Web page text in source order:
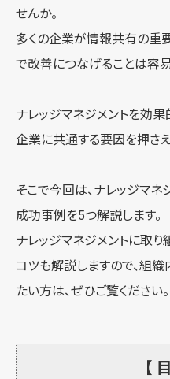
せんか。
多くの企業が情報共有の重
で改善につなげることは容
ナレッジマネジメントを効
企業に共通する要因を押さ
そこで今回は、ナレッジマ
成功事例を5つ解説します。
ナレッジマネジメントに取
コツも解説しますので、組
たい方は、ぜひご覧ください。
【